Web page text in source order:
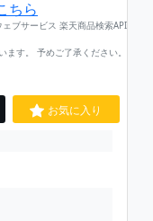
ちら
ブサービス 楽天商品検索API
す。 予めご了承ください。
お気に入り